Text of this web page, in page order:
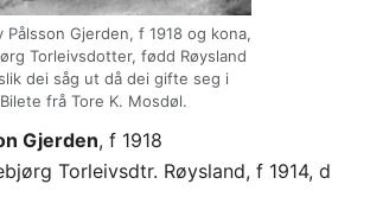
Pålsson Gjerden, f 1918 og kona,
Torleivsdotter, fødd Røysland
dei såg ut då dei gifte seg i
frå Tore K. Mosdøl.
Gjerden, f 1918
Torleivsdtr. Røysland, f 1914, d